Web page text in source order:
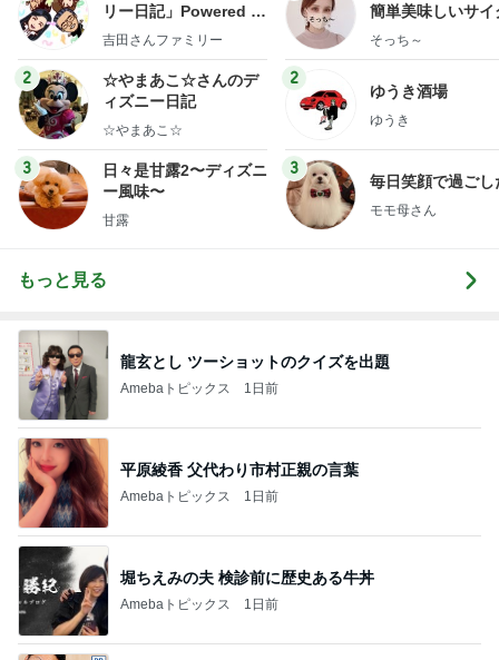
リー日記」Powered b
y Ameba 吉田さんファ
ログ
吉田さんファミリー
2
☆やまあこ☆さんのデ
ィズニー日記
☆やまあこ☆
3
日々是甘露2〜ディズニ
ー風味〜
甘露
簡単美味しいサイ
献立
そっち～
2
ゆうき酒場
ゆうき
3
毎日笑顔で過ごし
モモ母さん
もっと見る
龍玄とし ツーショットのクイズを出題
Amebaトピックス 1日前
平原綾香 父代わり市村正親の言葉
Amebaトピックス 1日前
堀ちえみの夫 検診前に歴史ある牛丼
Amebaトピックス 1日前